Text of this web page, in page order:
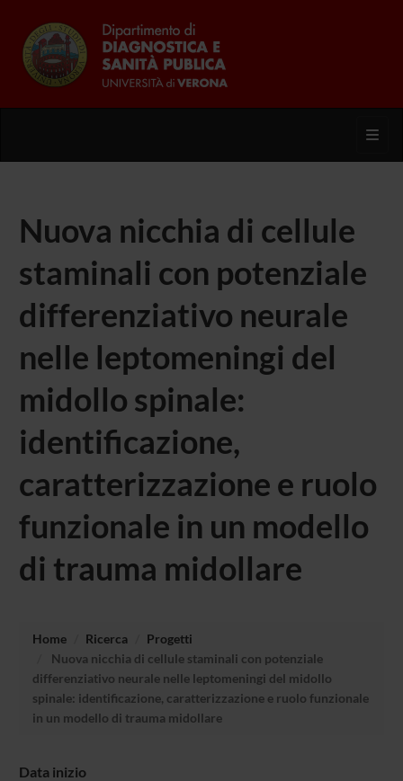
Nuova nicchia di cellule
staminali con potenziale
differenziativo neurale
nelle leptomeningi del
midollo spinale:
identificazione,
caratterizzazione e ruolo
funzionale in un modello
di trauma midollare
Home Ricerca
Progetti
Nuova nicchia di cellule staminali con potenziale
differenziativo neurale nelle leptomeningi del midollo
spinale: identificazione, caratterizzazione e ruolo funzionale
in un modello di trauma midollare
Data inizio